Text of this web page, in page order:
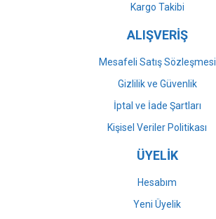
Gönder
Kargo Takibi
ALIŞVERİŞ
Mesafeli Satış Sözleşmesi
Gizlilik ve Güvenlik
İptal ve İade Şartları
Kişisel Veriler Politikası
ÜYELİK
Hesabım
Yeni Üyelik